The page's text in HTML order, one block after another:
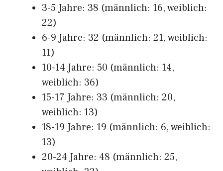
3-5 Jahre: 38 (männlich: 16, weiblich:
22)
6-9 Jahre: 32 (männlich: 21, weiblich:
11)
10-14 Jahre: 50 (männlich: 14,
weiblich: 36)
15-17 Jahre: 33 (männlich: 20,
weiblich: 13)
18-19 Jahre: 19 (männlich: 6, weiblich:
13)
20-24 Jahre: 48 (männlich: 25,